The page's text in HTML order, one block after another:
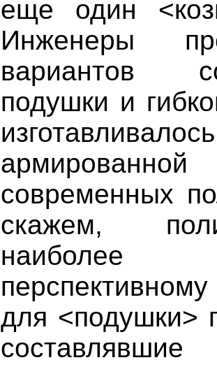
еще один
Инженеры
вариантов
подушки и
современных
скажем,
наиболее
для <подушки>